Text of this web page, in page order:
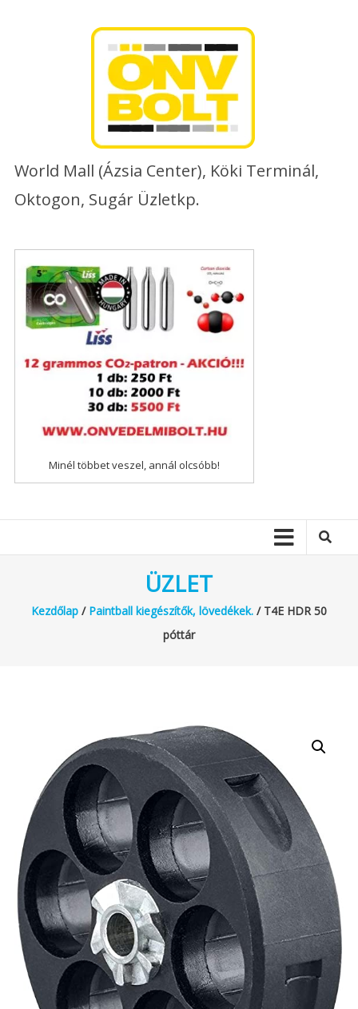
World Mall (Ázsia Center), Köki Terminál,
Oktogon, Sugár Üzletkp.
Minél többet veszel, annál olcsóbb!
ÜZLET
Kezdőlap/ Paintball kiegészítők, lövedékek./ T4E HDR 50
póttár